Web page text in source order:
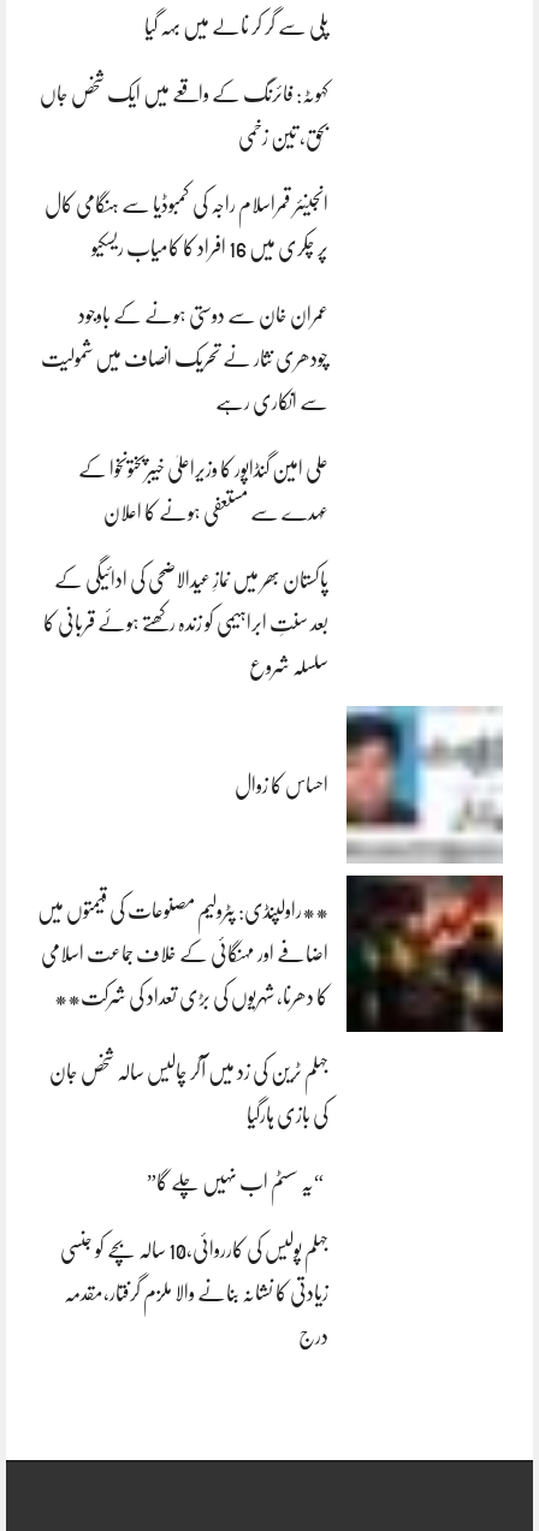
پلی سے گر کر نالے میں بہہ گیا
کہوٹہ: فائرنگ کے واقعے میں ایک شخص جاں
بحق، تین زخمی
انجینئر قمراسلام راجہ کی کمبوڈیا سے ہنگامی کال
پر چکری میں 16 افراد کا کامیاب ریسکیو
عمران خان سے دوستی ہونے کے باوجود
چودھری نثار نے تحریک انصاف میں شمولیت
سے انکاری رہے
علی امین گنڈاپور کا وزیراعلیٰ خیبرپختونخوا کے
عہدے سے مستعفی ہونے کا اعلان
پاکستان بھر میں نمازِ عیدالاضحی کی ادائیگی کے
بعد سنتِ ابراہیمی کو زندہ رکھتے ہوئے قربانی کا
سلسلہ شروع
احساس کا زوال
**راولپنڈی: پٹرولیم مصنوعات کی قیمتوں میں
اضافے اور مہنگائی کے خلاف جماعت اسلامی
کا دھرنا، شہریوں کی بڑی تعداد کی شرکت**
جہلم ٹرین کی زد میں آکر چالیس سالہ شخص جان
کی بازی ہارگیا
“یہ سسٹم اب نہیں چلے گا”
جہلم پولیس کی کارروائی،10 سالہ بچے کو جنسی
زیادتی کا نشانہ بنانے والا ملزم گرفتار،مقدمہ
درج